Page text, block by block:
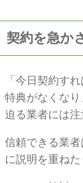
契約を急か
「今日契約す
特典がなくな
迫る業者には注
信頼できる業
に説明を重ねた